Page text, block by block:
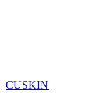
CUSKIN